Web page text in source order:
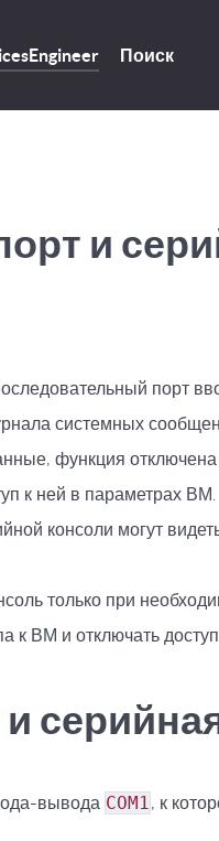
Поиск
и
порт
системных
функция
к ней в параметрах ВМ.
консоли могут
только при
к ВМ и отключать
вывода COM1, к